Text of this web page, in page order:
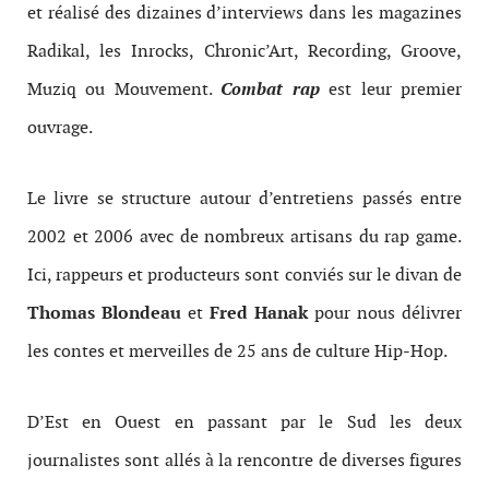
et réalisé des dizaines d’interviews dans les magazines
Radikal, les Inrocks, Chronic’Art, Recording, Groove,
Muziq ou Mouvement. Combat rapest leur premier
ouvrage.
Le livre se structure autour d’entretiens passés entre
2002 et 2006 avec de nombreux artisans du rap game.
Ici, rappeurs et producteurs sont conviés sur le divan de
Thomas Blondeau et Fred Hanakpour nous délivrer
les contes et merveilles de 25 ans de culture Hip-Hop.
D’Est en Ouest en passant par le Sud les deux
journalistes sont allés à la rencontre de diverses figures